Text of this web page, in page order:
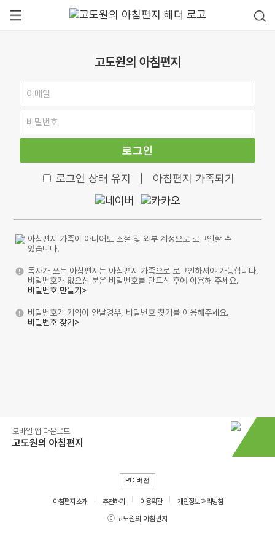
고도원의 아침편지
로그인
로그인 상태 유지 아침편지 가족되기
아침편지 가족이 아니어도 소셜 및 외부 계정으로 로그인할 수
있습니다.
독자가 쓰는 아침편지는 아침편지 가족으로 로그인하셔야 가능합니다.
비밀번호가 없으신 분은 비밀번호를 만드신 후에 이용해 주세요.
비밀번호 만들기>
비밀번호가 기억이 안날경우, 비밀번호 찾기를 이용해주세요.
비밀번호 찾기>
모바일 앱 다운로드
고도원의 아침편지
PC 버전
아침편지 소개 추천하기 이용약관
개인정보 처리방침
ⓒ 고도원의 아침편지